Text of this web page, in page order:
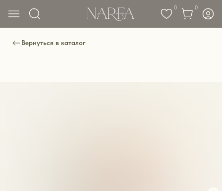
Вернуться в каталог